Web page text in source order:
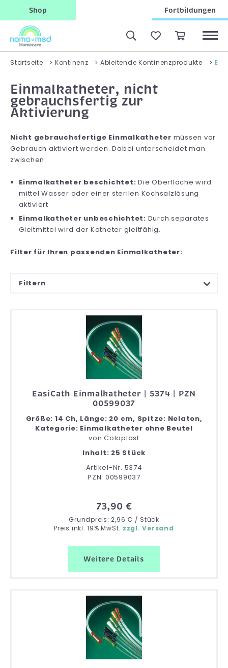
Shop Fortbildungen
Startseite Kontinenz Ableitende Kontinenzprodukte
Einmalkatheter, nicht
gebrauchsfertig zur
Aktivierung
Nicht gebrauchsfertige Einmalkatheter müssen vor
Gebrauch aktiviert werden. Dabei unterscheidet man
zwischen:
Einmalkatheter beschichtet: Die Oberfläche wird
mittel Wasser oder einer sterilen Kochsalzlösung
aktiviert
Einmalkatheter unbeschichtet: Durch separates
Gleitmittel wird der Katheter gleitfähig.
Filter für Ihren passenden Einmalkatheter:
Filtern
EasiCath Einmalkatheter | 5374 | PZN
00599037
Größe: 14 Ch, Länge: 20 cm, Spitze: Nelaton,
Kategorie: Einmalkatheter ohne Beutel
vonColoplast
Inhalt: 25 Stück
Artikel-Nr. 5374
PZN: 00599037
73,90 €
Grundpreis: 2,96 € / Stück
Preis inkl. 19% MwSt. zzgl. Versand
Weitere Details